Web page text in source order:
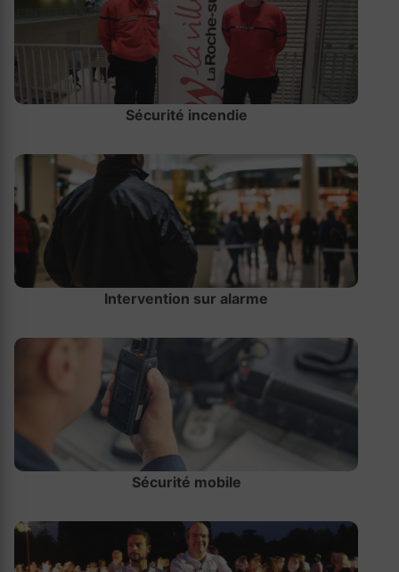
Sécurité incendie
Intervention sur alarme
Sécurité mobile